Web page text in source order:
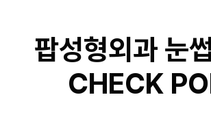
팝성형외과 눈
CHECK